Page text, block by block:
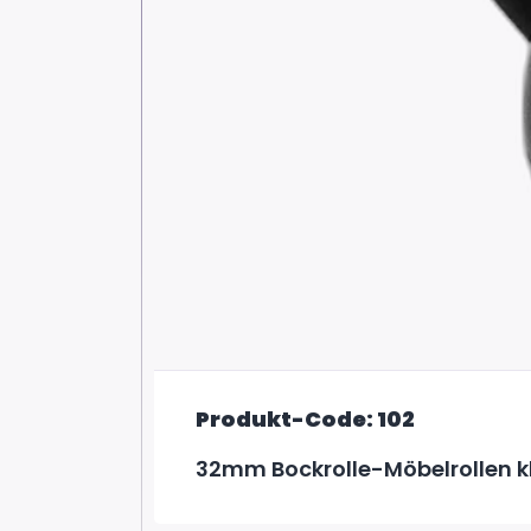
Produkt-Code: 102
32mm Bockrolle-Möbelrollen